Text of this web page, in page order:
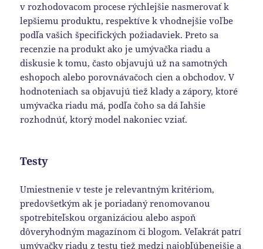
v rozhodovacom procese rýchlejšie nasmerovať k
lepšiemu produktu, respektíve k vhodnejšie voľbe
podľa vašich špecifických požiadaviek. Preto sa
recenzie na produkt ako je umývačka riadu a
diskusie k tomu, často objavujú už na samotných
eshopoch alebo porovnávačoch cien a obchodov. V
hodnoteniach sa objavujú tiež klady a zápory, ktoré
umývačka riadu má, podľa čoho sa dá ľahšie
rozhodnúť, ktorý model nakoniec vziať.
Testy
Umiestnenie v teste je relevantným kritériom,
predovšetkým ak je poriadaný renomovanou
spotrebiteľskou organizáciou alebo aspoň
dôveryhodným magazínom či blogom. Veľakrát patrí
umývačky riadu z testu tiež medzi najobľúbenejšie a